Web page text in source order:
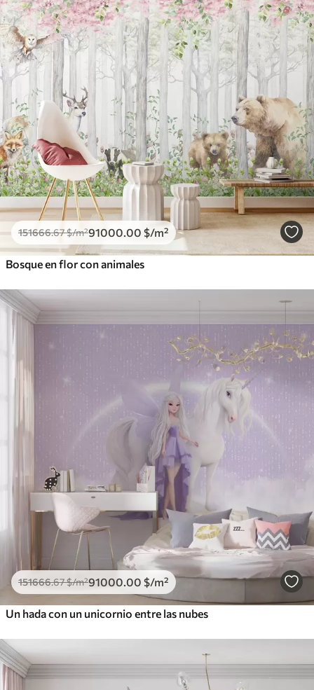
151666.67$/m²91000 .00 $/m²
Bosque en flor con animales
151666.67$/m²91000 .00 $/m²
Un hada con un unicornio entre las nubes